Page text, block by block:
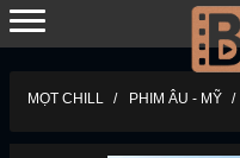
MỌT CHILL PHIM ÂU - MỸ